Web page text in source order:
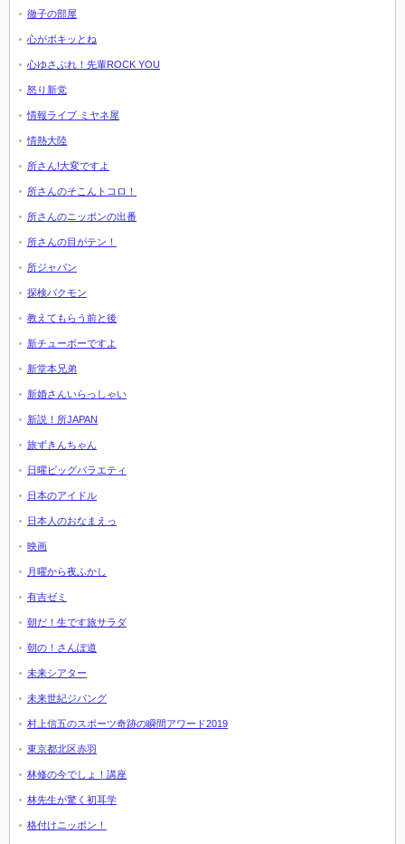
徹子の部屋
心がポキッとね
心ゆさぶれ！先輩ROCK YOU
怒り新党
情報ライブ ミヤネ屋
情熱大陸
所さん!大変ですよ
所さんのそこんトコロ！
所さんのニッポンの出番
所さんの目がテン！
所ジャパン
探検バクモン
教えてもらう前と後
新チューボーですよ
新堂本兄弟
新婚さんいらっしゃい
新説！所JAPAN
旅ずきんちゃん
日曜ビッグバラエティ
日本のアイドル
日本人のおなまえっ
映画
月曜から夜ふかし
有吉ゼミ
朝だ！生です旅サラダ
朝の！さんぽ道
未来シアター
未来世紀ジパング
村上信五のスポーツ奇跡の瞬間アワード2019
東京都北区赤羽
林修の今でしょ！講座
林先生が驚く初耳学
格付けニッポン！